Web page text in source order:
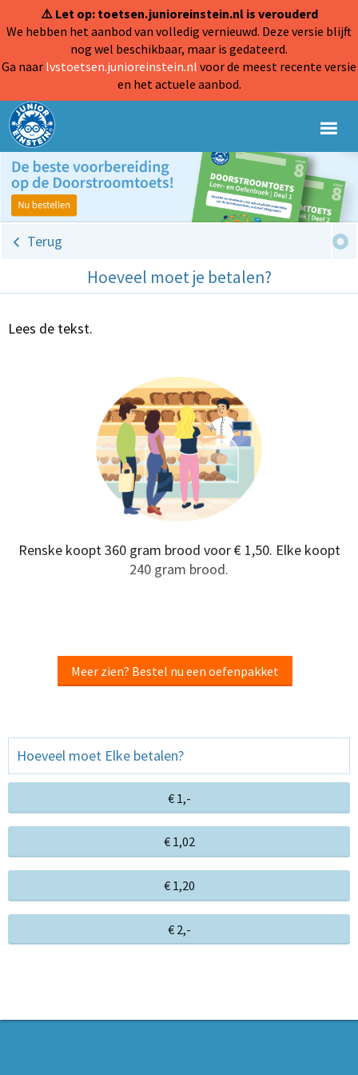
⚠️ Let op: toetsen.junioreinstein.nl is verouderd
We hebben het aanbod van volledig vernieuwd. Deze versie blijft
nog wel beschikbaar, maar is gedateerd.
Ga naar lvstoetsen.junioreinstein.nl voor de meest recente versie
en het actuele aanbod.
Terug
Hoeveel moet je betalen?
Lees de tekst.
Renske koopt 360 gram brood voor € 1,50. Elke koopt
240 gram brood.
Meer zien? Bestel nu een oefenpakket
Hoeveel moet Elke betalen?
€ 1,-
€ 1,02
€ 1,20
€ 2,-